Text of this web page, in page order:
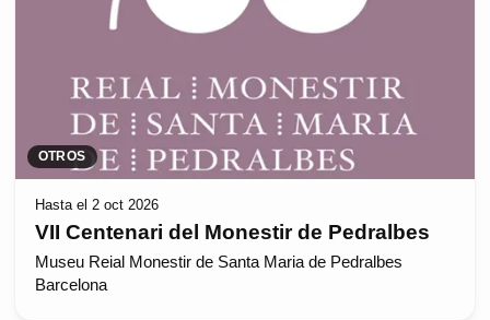
OTROS
Hasta el 2 oct 2026
VII Centenari del Monestir de Pedralbes
Museu Reial Monestir de Santa Maria de Pedralbes
Barcelona